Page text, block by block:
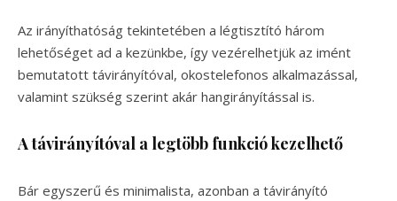
Az irányíthatóság tekintetében a légtisztító három
lehetőséget ad a kezünkbe, így vezérelhetjük az imént
bemutatott távirányítóval, okostelefonos alkalmazással,
valamint szükség szerint akár hangirányítással is.
A távirányítóval a legtöbb funkció kezelhető
Bár egyszerű és minimalista, azonban a távirányító